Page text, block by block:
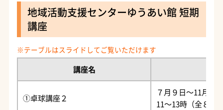
地域活動支援センターゆうあい館 短期
講座
講座名
①卓球講座２
７月９日～11月12
11～13時（全８回